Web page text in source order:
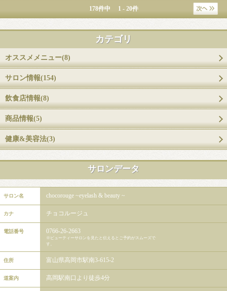
178件中 1 - 20件
カテゴリ
オススメメニュー(8)
サロン情報(154)
飲食店情報(8)
商品情報(5)
健康&美容法(3)
サロンデータ
サロン名 chocorouge ~eyelash & beauty ~
カナ チョコルージュ
電話番号 0766-26-2663
※ビューティーサロンを見たと伝えるとご予約がスムーズで
す。
住所 富山県高岡市駅南3-615-2
道案内 高岡駅南口より徒歩4分